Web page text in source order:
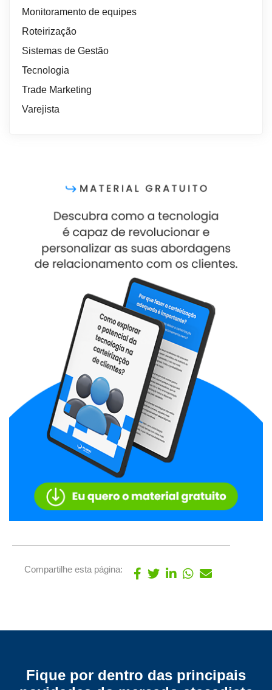
Monitoramento de equipes
Roteirização
Sistemas de Gestão
Tecnologia
Trade Marketing
Varejista
Compartilhe esta página:
Fique por dentro das principais